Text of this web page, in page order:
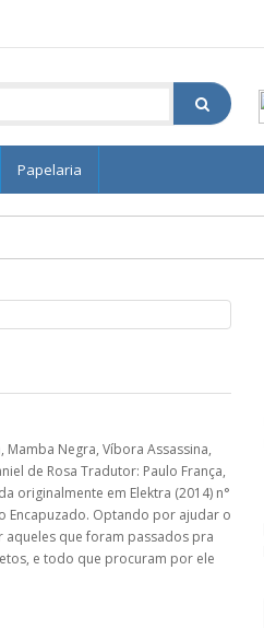
Papelaria
Negra, Víbora Assassina,
de Rosa Tradutor: Paulo França,
originalmente em Elektra (2014) n°
Encapuzado. Optando por ajudar o
aqueles que foram passados pra
e todo que procuram por ele